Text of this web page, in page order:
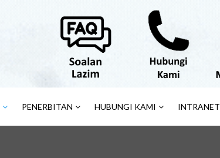
PENERBITAN HUBUNGI KAMI INTRANET